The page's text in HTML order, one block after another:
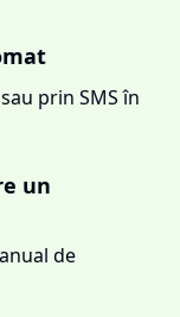
prin SMS în
un
de